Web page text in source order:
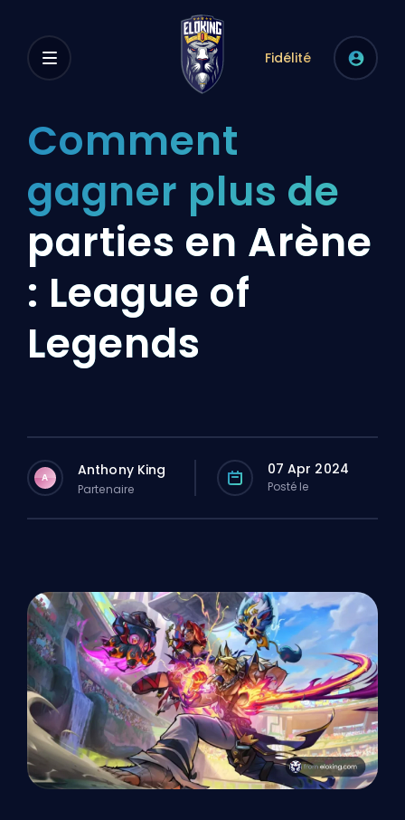
Fidélité
Comment
gagner plus de
parties en Arène
: League of
Legends
A Anthony King
Partenaire
07 Apr 2024
Posté le